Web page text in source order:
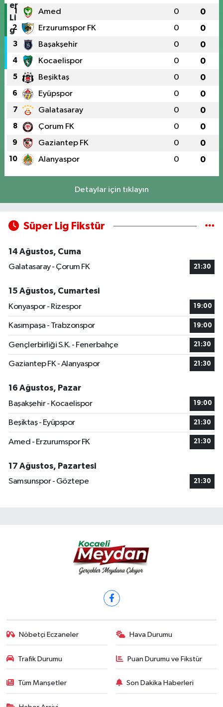
1 Amed 0 0
2 Erzurumspor FK 0 0
3 Başakşehir 0 0
4 Kocaelispor 0 0
5 Beşiktaş 0 0
6 Eyüpspor 0 0
7 Galatasaray 0 0
8 Çorum FK 0 0
9 Gaziantep FK 0 0
10 Alanyaspor 0 0
Detaylar için tıklayın
Süper Lig Fikstür
14 Ağustos, Cuma
Galatasaray - Çorum FK
21:30
15 Ağustos, Cumartesi
Konyaspor - Rizespor
19:00
Kasımpaşa - Trabzonspor 19:00
Gençlerbirliği S.K. - Fenerbahçe 21:30
Gaziantep FK - Alanyaspor 21:30
16 Ağustos, Pazar
Başakşehir - Kocaelispor
19:00
Beşiktaş - Eyüpspor 21:30
Amed - Erzurumspor FK 21:30
17 Ağustos, Pazartesi
Samsunspor - Göztepe
21:30
Nöbetçi Eczaneler Hava Durumu
Trafik Durumu Puan Durumu ve Fikstür
Tüm Manşetler Son Dakika Haberleri